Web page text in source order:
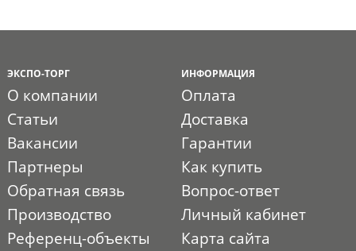
ЭКСПО-ТОРГ
О компании
Статьи
Вакансии
Партнеры
Обратная связь
Производство
Референц-объекты
ИНФОРМАЦИЯ
Оплата
Доставка
Гарантии
Как купить
Вопрос-ответ
Личный кабинет
Карта сайта